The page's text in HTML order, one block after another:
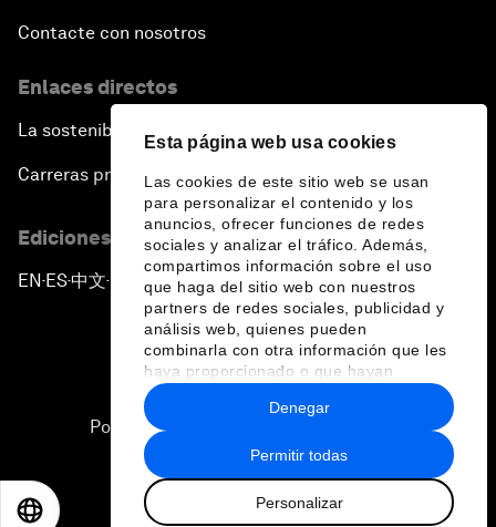
Esta página web usa cookies
Las cookies de este sitio web se usan
para personalizar el contenido y los
anuncios, ofrecer funciones de redes
sociales y analizar el tráfico. Además,
compartimos información sobre el uso
que haga del sitio web con nuestros
partners de redes sociales, publicidad y
análisis web, quienes pueden
combinarla con otra información que les
haya proporcionado o que hayan
recopilado a partir del uso que haya
hecho de sus servicios.
Permitir todas
Personalizar
Denegar
Contacte con nosotros
Enlaces directos
La sostenibilidad en el Foro
Carreras profesionales
Ediciones en otros idiomas
EN ▪ES▪中文▪ 日本語
Política de privacidad y normas de uso
Sitemap
2026 Foro Económico Mundial